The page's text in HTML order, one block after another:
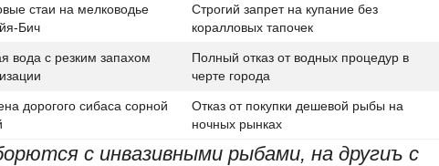
стаи на мелководье
Бич
Строгий запрет на купание без
коралловых тапочек
вода с резким запахом
Полный отказ от водных процедур в
черте города
дорогого сибаса сорной
Отказ от покупки дешевой рыбы на
ночных рынках
с инвазивными рыбами, на другиъ с